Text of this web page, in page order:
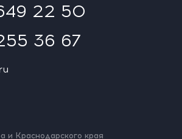
22 50
36 67
и Краснодарского края